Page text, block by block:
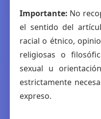
Importante: No
el sentido del
racial o étnico,
religiosas o
sexual u
estrictamente
expreso.